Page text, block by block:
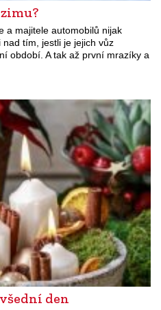
a majitele automobilů nijak
tím, jestli je jejich vůz
období. A tak až první mrazíky a
den